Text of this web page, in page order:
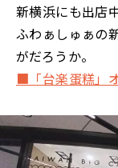
新横浜にも出店中
ふわぁしゅぁの
がだろうか。
■「台楽蛋糕」